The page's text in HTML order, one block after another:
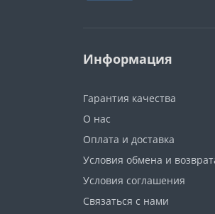
Информация
Гарантия качества
О нас
Оплата и доставка
Условия обмена и
Условия соглашения
Связаться с нами